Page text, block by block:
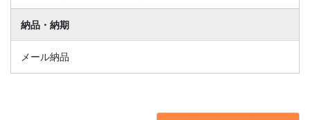
納品・納期
メール納品